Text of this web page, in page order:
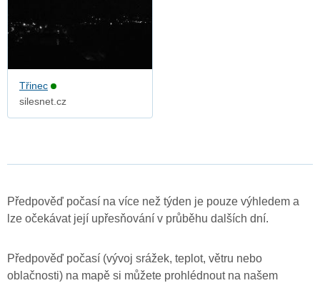
Třinec
silesnet.cz
Předpověď počasí na více než týden je pouze výhledem a
lze očekávat její upřesňování v průběhu dalších dní.
Předpověď počasí (vývoj srážek, teplot, větru nebo
oblačnosti) na mapě si můžete prohlédnout na našem